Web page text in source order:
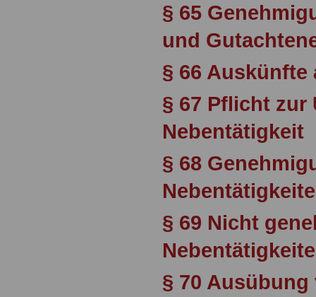
§ 65
und
§ 66 Auskünfte
§ 67 Pflicht zur
Nebentätigkeit
§ 68
§ 69 Nicht
§ 70